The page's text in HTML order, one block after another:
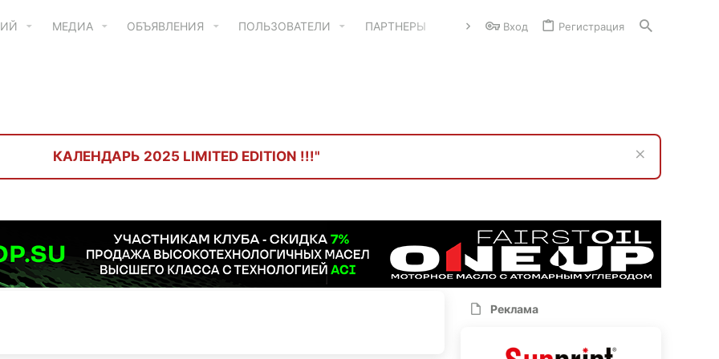
МЕДИА ОБЪЯВЛЕНИЯ ПОЛЬЗОВАТЕЛИ ПАРТНЕРЫ Вход Регистрация
КАЛЕНДАРЬ 2025 LIMITED EDITION !!!"
Реклама